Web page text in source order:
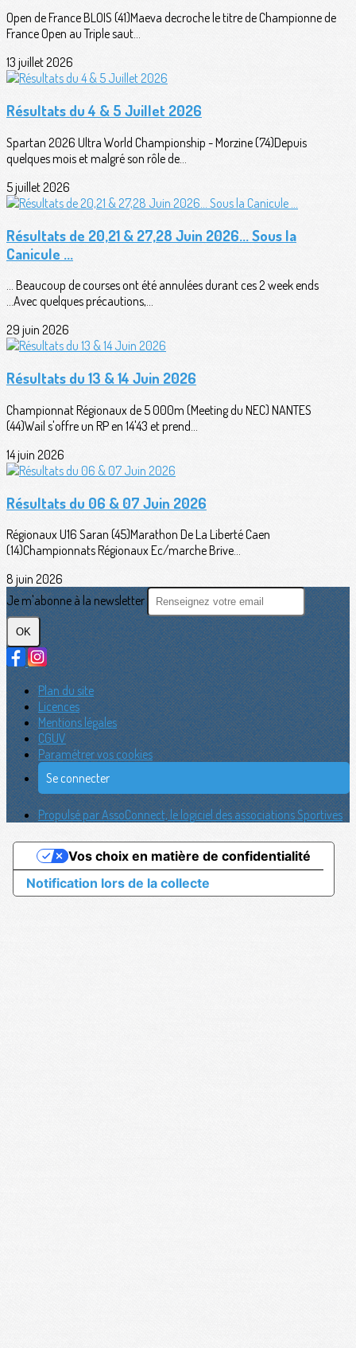
Open de France BLOIS (41)Maeva decroche le titre de Championne de
France Open au Triple saut...
13 juillet 2026
Résultats du 4 & 5 Juillet 2026
Spartan 2026 Ultra World Championship - Morzine (74)Depuis
quelques mois et malgré son rôle de...
5 juillet 2026
Résultats de 20,21 & 27,28 Juin 2026... Sous la
Canicule ...
... Beaucoup de courses ont été annulées durant ces 2 week ends
...Avec quelques précautions,...
29 juin 2026
Résultats du 13 & 14 Juin 2026
Championnat Régionaux de 5 000m (Meeting du NEC) NANTES
(44)Wail s'offre un RP en 14'43 et prend...
14 juin 2026
Résultats du 06 & 07 Juin 2026
Régionaux U16 Saran (45)Marathon De La Liberté Caen
(14)Championnats Régionaux Ec/marche Brive...
8 juin 2026
Je m'abonne à la newsletter
OK
Plan du site
Licences
Mentions légales
CGUV
Paramétrer vos cookies
Se connecter
Propulsé par AssoConnect, le logiciel des associations Sportives
Notification lors de la collecte
Vos choix en matière de confidentialité